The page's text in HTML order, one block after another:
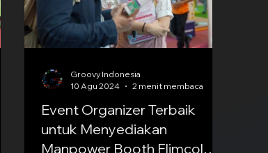
Event Organizer Terbaik
untuk Menyediakan
Manpower Booth Flimcol
Groovy Indonesia
10 Agu 2024
2 menit membaca